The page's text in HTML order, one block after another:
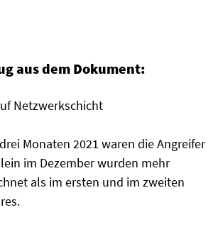
aus dem Dokument:
Netzwerkschicht
Monaten 2021 waren die Angreifer
im Dezember wurden mehr
als im ersten und im zweiten